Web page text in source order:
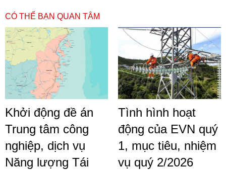
CÓ THỂ BẠN QUAN TÂM
Khởi động đề án
Trung tâm công
nghiệp, dịch vụ
Năng lượng Tái
Tình hình hoạt
động của EVN quý
1, mục tiêu, nhiệm
vụ quý 2/2026